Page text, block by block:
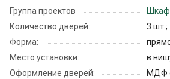
Группа проектов
Количество дверей:
3 шт.;
Форма:
Место установки:
в
Оформление дверей:
МДФ